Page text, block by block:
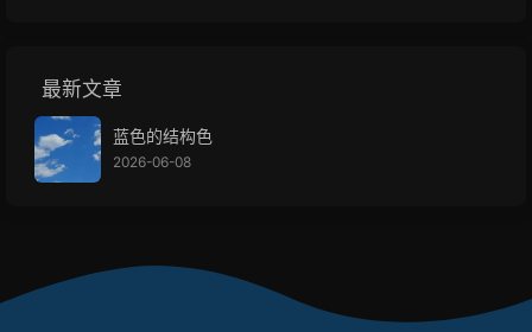
最新文章
蓝色的结构色
2026-06-08